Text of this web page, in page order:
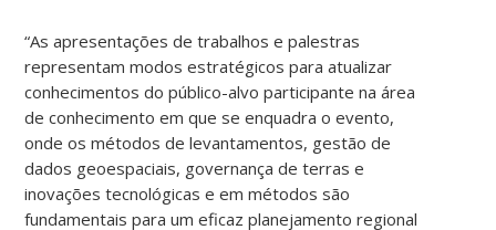
“As apresentações de trabalhos e palestras
representam modos estratégicos para atualizar
conhecimentos do público-alvo participante na área
de conhecimento em que se enquadra o evento,
onde os métodos de levantamentos, gestão de
dados geoespaciais, governança de terras e
inovações tecnológicas e em métodos são
fundamentais para um eficaz planejamento regional